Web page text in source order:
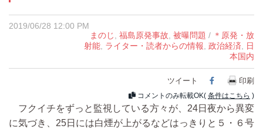
2019/06/28 12:00 PM
まのじ, 福島原発事故, 被曝問題 / ＊原発・放
射能, ライター・読者からの情報, 政治経済, 日
本国内
ツイート Facebook
印刷
コメントのみ転載OK( 条件はこちら )
フクイチをずっと監視している方々が、24日夜から異変
に気づき、25日には白煙が上がるなどはっきりと５・６号